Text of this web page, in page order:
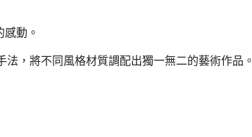
動。
，將不同風格材質調配出獨一無二的藝術作品。